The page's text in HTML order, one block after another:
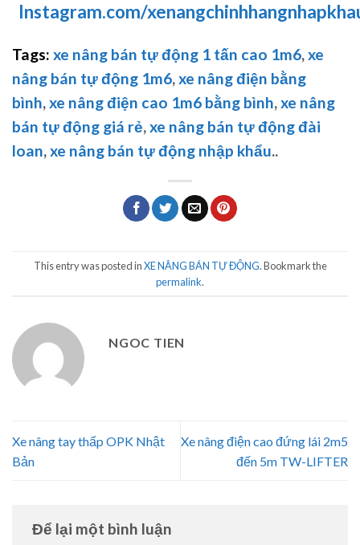
Instagram.com/
Tags: xe nâng bán tự động 1 tấn cao 1m6,xe
nâng bán tự động 1m6,xe nâng điện bằng
bình,xe nâng điện cao 1m6 bằng bình,xe nâng
bán tự động giá rẻ,xe nâng bán tự động đài
loan,xe nâng bán tự động nhập khẩu..
This entry was posted inXE NÂNG BÁN TỰ ĐỘNG. Bookmark the
permalink.
NGOC TIEN
Xe nâng tay thấp OPK Nhật
Bản
Xe nâng điện cao đứng lái 2m5
đến 5m TW-LIFTER
Để lại một bình luận